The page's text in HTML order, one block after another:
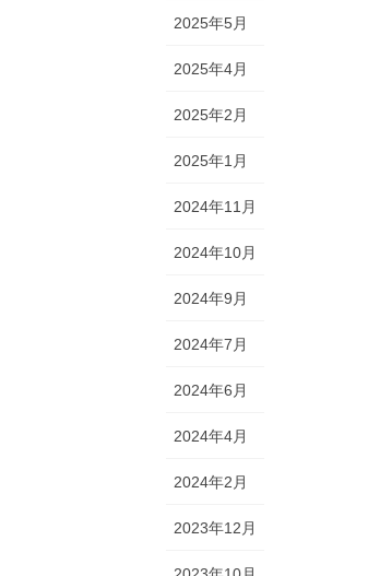
2025年5月
2025年4月
2025年2月
2025年1月
2024年11月
2024年10月
2024年9月
2024年7月
2024年6月
2024年4月
2024年2月
2023年12月